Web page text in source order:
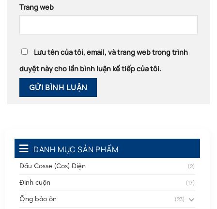
Trang web
Lưu tên của tôi, email, và trang web trong trình
duyệt này cho lần bình luận kế tiếp của tôi.
DANH MỤC SẢN PHẨM
Đầu Cosse (Cos) Điện (2)
Đinh cuộn (17)
Ống bảo ôn (23)